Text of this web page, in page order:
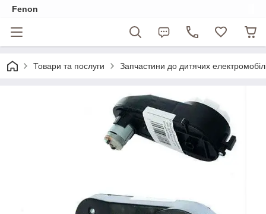
Fenon
Товари та послуги Запчастини до дитячих